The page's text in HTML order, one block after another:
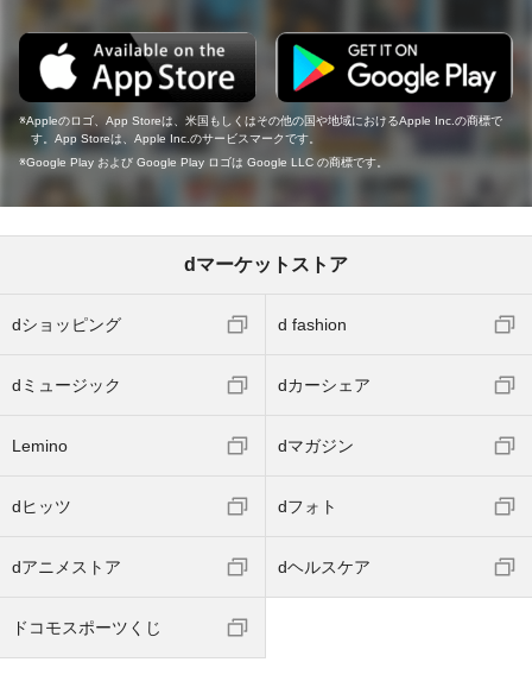
Appleのロゴ、App Storeは、米国もしくはその他の国や地域におけるApple Inc.の商標で
す。App Storeは、Apple Inc.のサービスマークです。
Google Play および Google Play ロゴは Google LLC の商標です。
dマーケットストア
dショッピング d fashion
dミュージック dカーシェア
Lemino dマガジン
dヒッツ dフォト
dアニメストア dヘルスケア
ドコモスポーツくじ